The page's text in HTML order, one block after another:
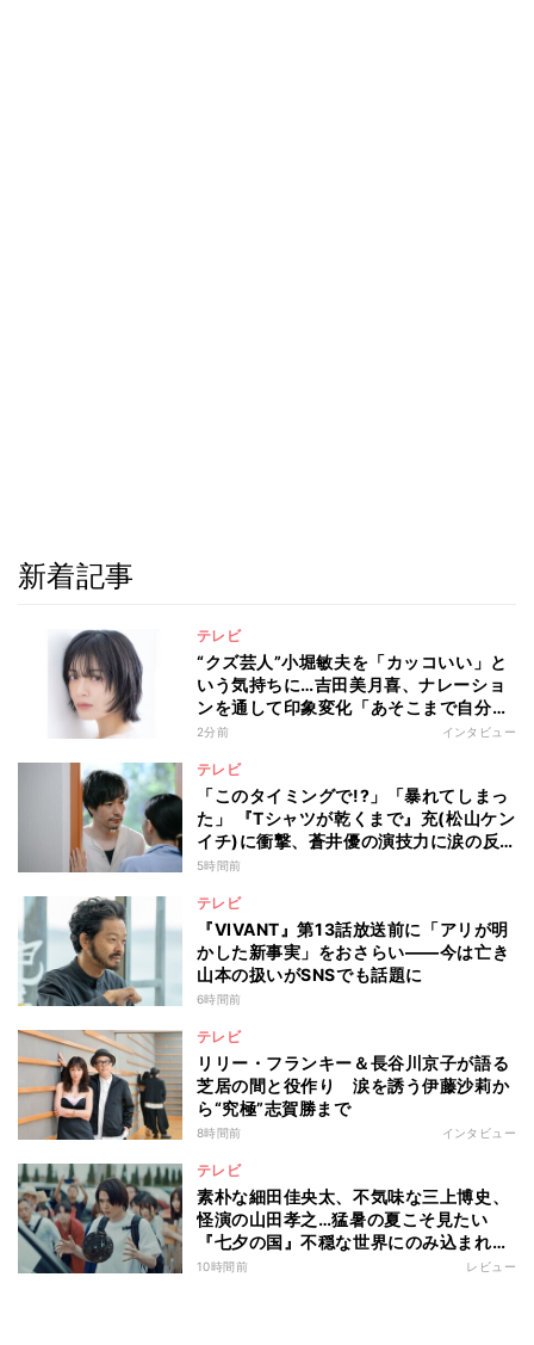
新着記事
テレビ
“クズ芸人”小堀敏夫を「カッコいい」と
いう気持ちに…吉田美月喜、ナレーショ
ンを通して印象変化「あそこまで自分に
正直に生きられる人は、なかなかいな
2分前 インタビュー
テレビ
「このタイミングで!?」「暴れてしまっ
た」 『Tシャツが乾くまで』充(松山ケン
イチ)に衝撃、蒼井優の演技力に涙の反
響も
5時間前
テレビ
『VIVANT』第13話放送前に「アリが明
かした新事実」をおさらい――今は亡き
山本の扱いがSNSでも話題に
6時間前
テレビ
リリー・フランキー＆長谷川京子が語る
芝居の間と役作り 涙を誘う伊藤沙莉か
ら“究極”志賀勝まで
8時間前 インタビュー
テレビ
素朴な細田佳央太、不気味な三上博史、
怪演の山田孝之…猛暑の夏こそ見たい
『七夕の国』不穏な世界にのみ込まれる
超常ミステリー
10時間前 レビュー